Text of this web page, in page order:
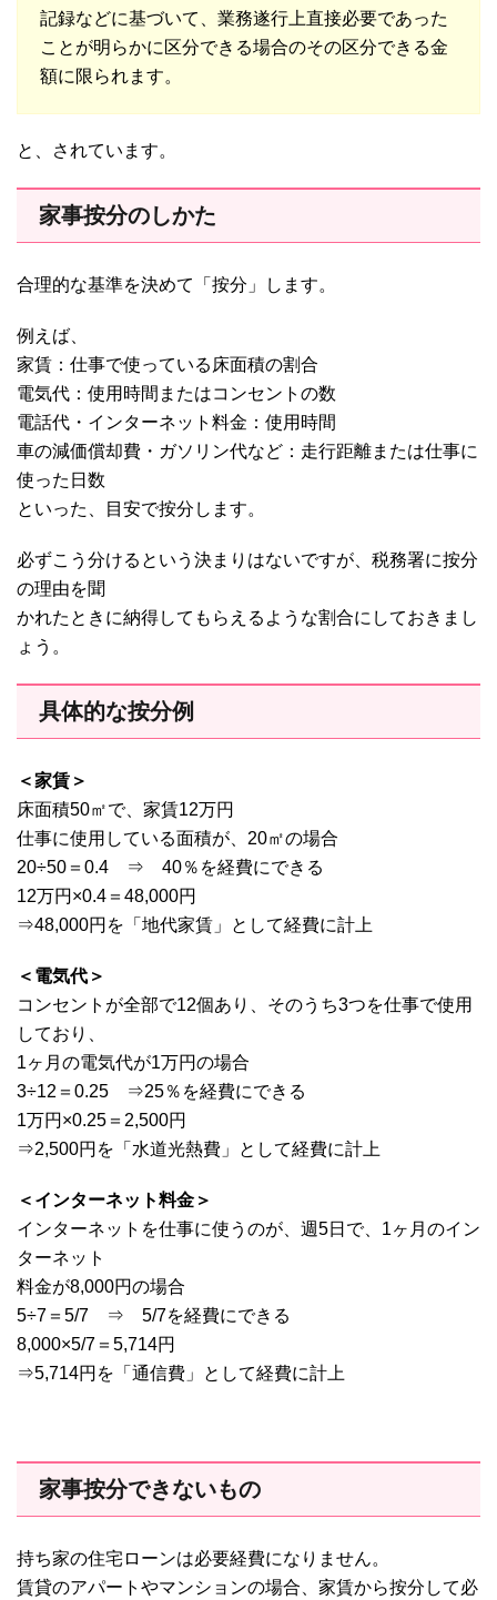
記録などに基づいて、業務遂行上直接必要であった
ことが明らかに区分できる場合のその区分できる金
額に限られます。
と、されています。
家事按分のしかた
合理的な基準を決めて「按分」します。
例えば、
家賃：仕事で使っている床面積の割合
電気代：使用時間またはコンセントの数
電話代・インターネット料金：使用時間
車の減価償却費・ガソリン代など：走行距離または仕事に
使った日数
といった、目安で按分します。
必ずこう分けるという決まりはないですが、税務署に按分
の理由を聞
かれたときに納得してもらえるような割合にしておきまし
ょう。
具体的な按分例
＜家賃＞
床面積50㎡で、家賃12万円
仕事に使用している面積が、20㎡の場合
20÷50＝0.4 ⇒ 40％を経費にできる
12万円×0.4＝48,000円
⇒48,000円を「地代家賃」として経費に計上
＜電気代＞
コンセントが全部で12個あり、そのうち3つを仕事で使用
しており、
1ヶ月の電気代が1万円の場合
3÷12＝0.25 ⇒25％を経費にできる
1万円×0.25＝2,500円
⇒2,500円を「水道光熱費」として経費に計上
＜インターネット料金＞
インターネットを仕事に使うのが、週5日で、1ヶ月のイン
ターネット
料金が8,000円の場合
5÷7＝5/7 ⇒ 5/7を経費にできる
8,000×5/7＝5,714円
⇒5,714円を「通信費」として経費に計上
家事按分できないもの
持ち家の住宅ローンは必要経費になりません。
賃貸のアパートやマンションの場合、家賃から按分して必